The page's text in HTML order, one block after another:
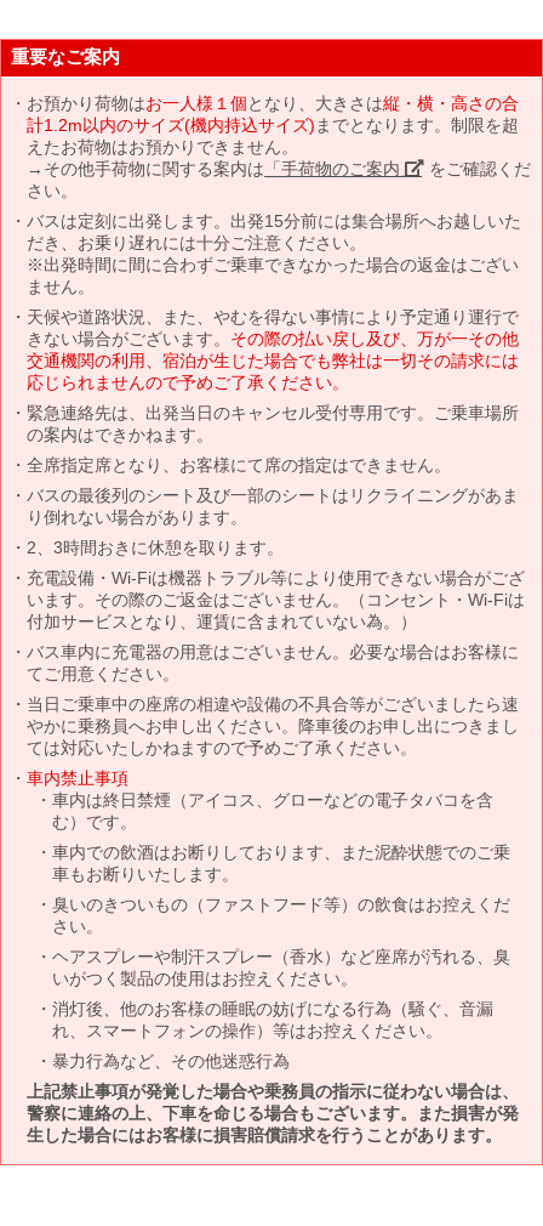
重要なご案内
お預かり荷物はお一人様１個となり、大きさは縦・横・高さの合
計1.2m以内のサイズ(機内持込サイズ) までとなります。制限を超
えたお荷物はお預かりできません。
→その他手荷物に関する案内は 「手荷物のご案内」 をご確認くだ
さい。
バスは定刻に出発します。出発15分前には集合場所へお越しいた
だき、お乗り遅れには十分ご注意ください。
※出発時間に間に合わずご乗車できなかった場合の返金はござい
ません。
天候や道路状況、また、やむを得ない事情により予定通り運行で
きない場合がございます。 その際の払い戻し及び、万が一その他
交通機関の利用、宿泊が生じた場合でも弊社は一切その請求には
応じられませんので予めご了承ください。
緊急連絡先は、出発当日のキャンセル受付専用です。ご乗車場所
の案内はできかねます。
全席指定席となり、お客様にて席の指定はできません。
バスの最後列のシート及び一部のシートはリクライニングがあま
り倒れない場合があります。
2、3時間おきに休憩を取ります。
充電設備・Wi-Fiは機器トラブル等により使用できない場合がござ
います。その際のご返金はございません。（コンセント・Wi-Fiは
付加サービスとなり、運賃に含まれていない為。）
バス車内に充電器の用意はございません。必要な場合はお客様に
てご用意ください。
当日ご乗車中の座席の相違や設備の不具合等がございましたら速
やかに乗務員へお申し出ください。降車後のお申し出につきまし
ては対応いたしかねますので予めご了承ください。
車内禁止事項
車内は終日禁煙（アイコス、グローなどの電子タバコを含
む）です。
車内での飲酒はお断りしております、また泥酔状態でのご乗
車もお断りいたします。
臭いのきついもの（ファストフード等）の飲食はお控えくだ
さい。
ヘアスプレーや制汗スプレー（香水）など座席が汚れる、臭
いがつく製品の使用はお控えください。
消灯後、他のお客様の睡眠の妨げになる行為（騒ぐ、音漏
れ、スマートフォンの操作）等はお控えください。
暴力行為など、その他迷惑行為
上記禁止事項が発覚した場合や乗務員の指示に従わない場合は、
警察に連絡の上、下車を命じる場合もございます。また損害が発
生した場合にはお客様に損害賠償請求を行うことがあります。